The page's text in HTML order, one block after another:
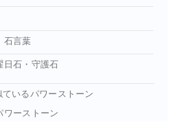
石言葉
日石・守護石
いるパワーストーン
ワーストーン